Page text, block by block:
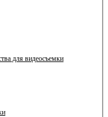
для видеосъемки